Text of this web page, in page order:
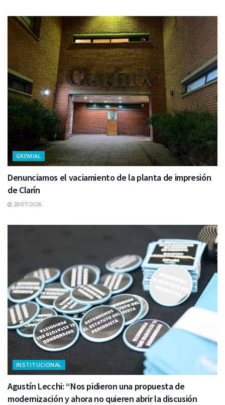
GREMIAL
Denunciamos el vaciamiento de la planta de impresión
de Clarín
28/07/2026
INSTITUCIONAL
Agustín Lecchi: “Nos pidieron una propuesta de
modernización y ahora no quieren abrir la discusión